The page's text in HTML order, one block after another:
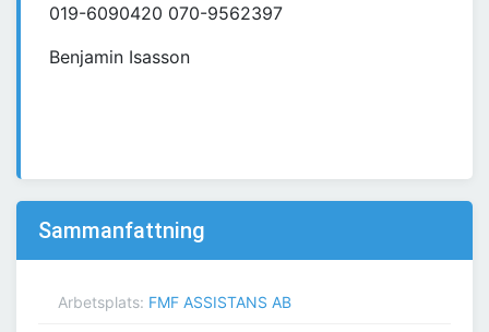
019-6090420 070-9562397
Benjamin Isasson
Sammanfattning
Arbetsplats: FMF ASSISTANS AB